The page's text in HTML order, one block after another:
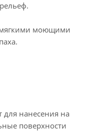
моющими
для нанесения на
поверхности